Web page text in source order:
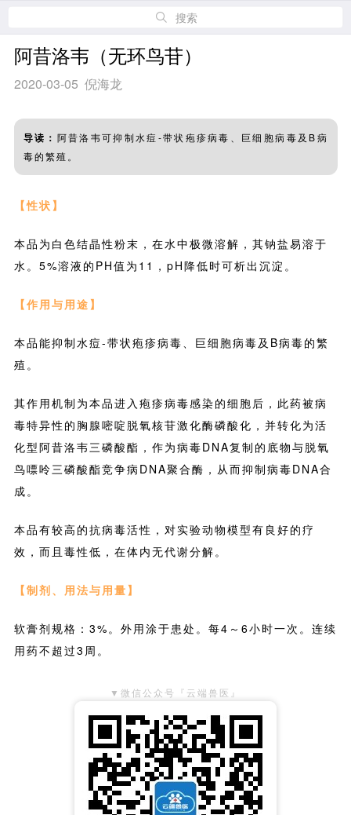
搜索
阿昔洛韦（无环鸟苷）
2020-03-05 倪海龙
导读： 阿昔洛韦可抑制水痘-带状疱疹病毒、巨细胞病毒及B病
毒的繁殖。
【性状】
本品为白色结晶性粉末，在水中极微溶解，其钠盐易溶于
水。5%溶液的PH值为11，pH降低时可析出沉淀。
【作用与用途】
本品能抑制水痘-带状疱疹病毒、巨细胞病毒及B病毒的繁
殖。
其作用机制为本品进入疱疹病毒感染的细胞后，此药被病
毒特异性的胸腺嘧啶脱氧核苷激化酶磷酸化，并转化为活
化型阿昔洛韦三磷酸酯，作为病毒DNA复制的底物与脱氧
鸟嘌呤三磷酸酯竞争病DNA聚合酶，从而抑制病毒DNA合
成。
本品有较高的抗病毒活性，对实验动物模型有良好的疗
效，而且毒性低，在体内无代谢分解。
【制剂、用法与用量】
软膏剂规格：3%。外用涂于患处。每4～6小时一次。连续
用药不超过3周。
▼微信公众号『云端兽医』